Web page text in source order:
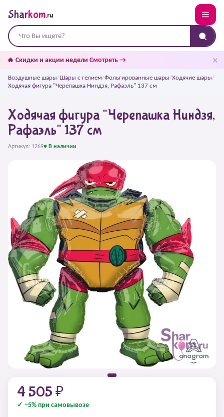
Sharkom.ru
🔥 Скидки и акции недели Смотреть → ✕
Воздушные шары/Шары с гелием/Фольгированные шары/Ходячие шары/
Ходячая фигура "Черепашка Ниндзя, Рафаэль" 137 см
Ходячая фигура "Черепашка Ниндзя,
Рафаэль" 137 см
Артикул: 1269● В наличии
4 505 ₽
✓ −5% при самовывозе